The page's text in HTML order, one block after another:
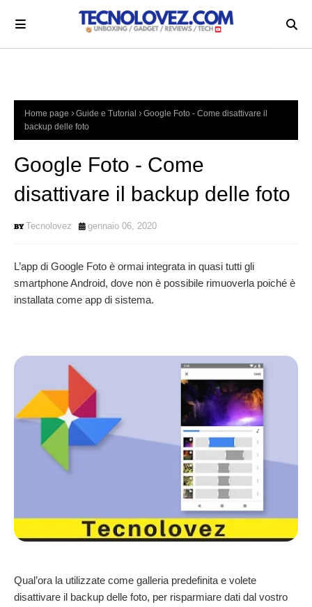
Home page Guide e Tutorial
Google Foto - Come disattivare il
backup delle foto
Google Foto - Come
disattivare il backup delle foto
Tecnolovez gennaio 06, 2020
L’app di Google Foto è ormai integrata in quasi tutti gli
smartphone Android, dove non è possibile rimuoverla poiché è
installata come app di sistema.
Qual’ora la utilizzate come galleria predefinita e volete
disattivare il backup delle foto, per risparmiare dati dal vostro